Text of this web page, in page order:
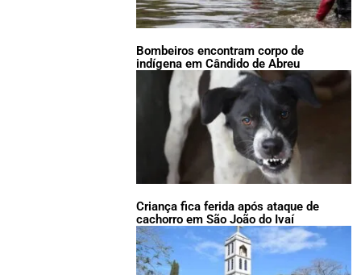
Bombeiros encontram corpo de
indígena em Cândido de Abreu
Criança fica ferida após ataque de
cachorro em São João do Ivaí